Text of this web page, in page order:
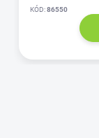
KÓD:86550